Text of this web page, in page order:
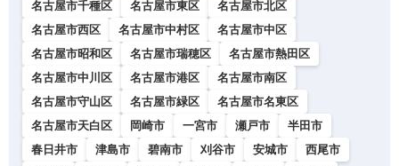
名古屋市千種区 名古屋市東区
名古屋市北区
名古屋市西区
名古屋市中村区
名古屋市中区
名古屋市昭和区
名古屋市瑞穂区
名古屋市熱田区
名古屋市中川区
名古屋市港区
名古屋市南区
名古屋市守山区
名古屋市緑区
名古屋市名東区
名古屋市天白区
岡崎市 一宮市 瀬戸市
半田市
春日井市
津島市 碧南市 刈谷市 安城市
西尾市